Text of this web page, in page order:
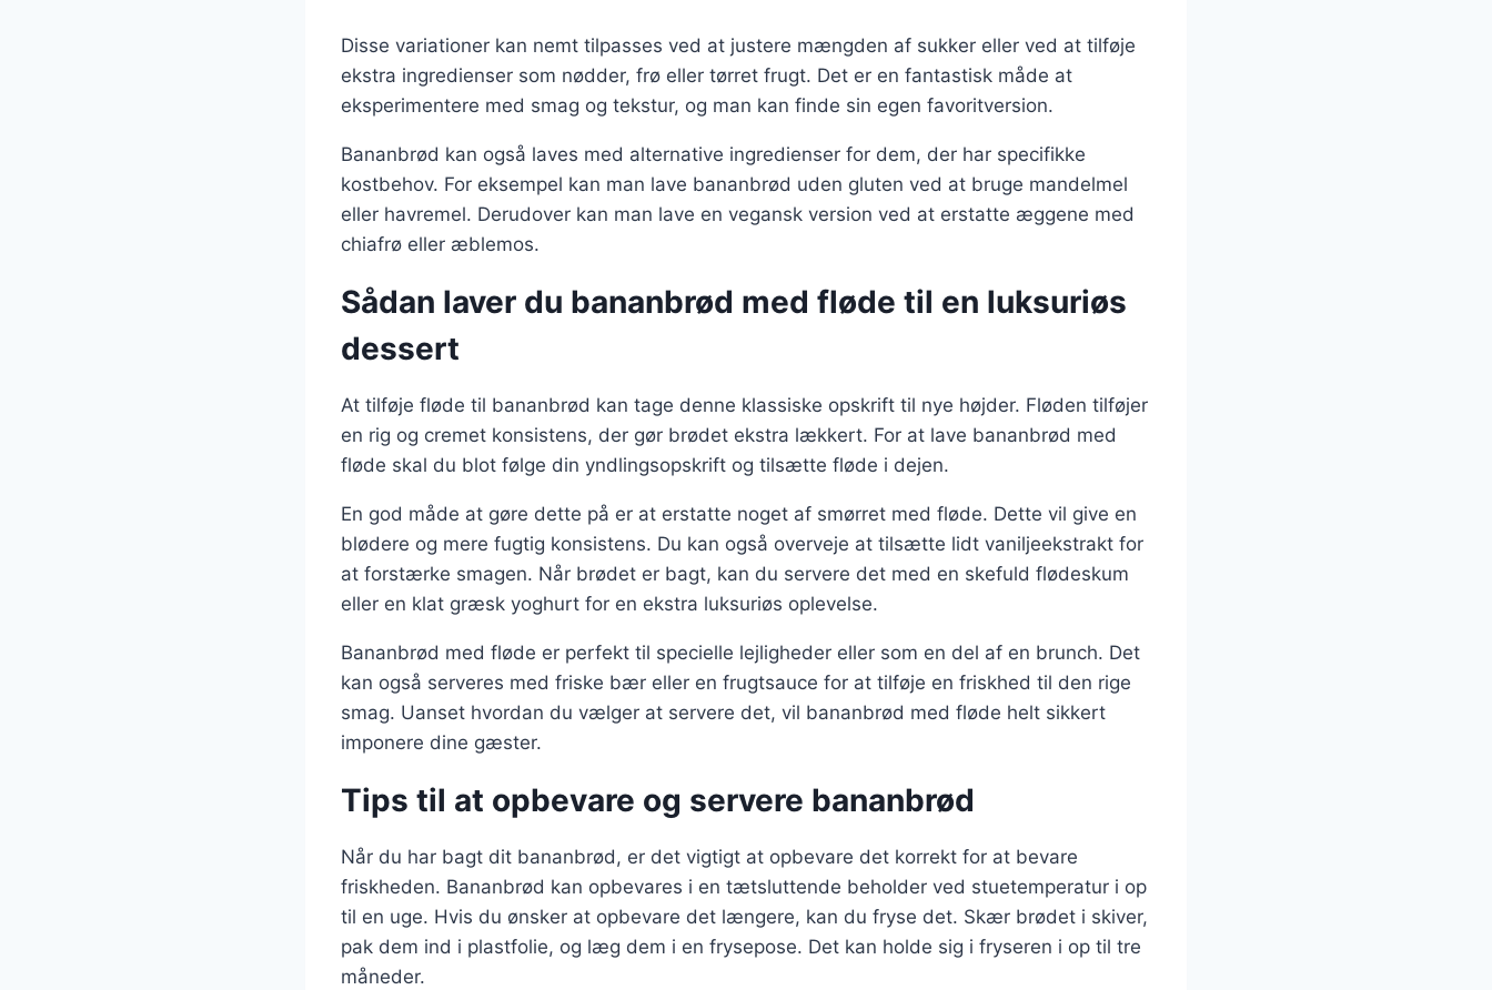
Disse variationer kan nemt tilpasses ved at justere mængden af sukker eller ved at tilføje
ekstra ingredienser som nødder, frø eller tørret frugt. Det er en fantastisk måde at
eksperimentere med smag og tekstur, og man kan finde sin egen favoritversion.
Bananbrød kan også laves med alternative ingredienser for dem, der har specifikke
kostbehov. For eksempel kan man lave bananbrød uden gluten ved at bruge mandelmel
eller havremel. Derudover kan man lave en vegansk version ved at erstatte æggene med
chiafrø eller æblemos.
Sådan laver du bananbrød med fløde til en luksuriøs
dessert
At tilføje fløde til bananbrød kan tage denne klassiske opskrift til nye højder. Fløden tilføjer
en rig og cremet konsistens, der gør brødet ekstra lækkert. For at lave bananbrød med
fløde skal du blot følge din yndlingsopskrift og tilsætte fløde i dejen.
En god måde at gøre dette på er at erstatte noget af smørret med fløde. Dette vil give en
blødere og mere fugtig konsistens. Du kan også overveje at tilsætte lidt vaniljeekstrakt for
at forstærke smagen. Når brødet er bagt, kan du servere det med en skefuld flødeskum
eller en klat græsk yoghurt for en ekstra luksuriøs oplevelse.
Bananbrød med fløde er perfekt til specielle lejligheder eller som en del af en brunch. Det
kan også serveres med friske bær eller en frugtsauce for at tilføje en friskhed til den rige
smag. Uanset hvordan du vælger at servere det, vil bananbrød med fløde helt sikkert
imponere dine gæster.
Tips til at opbevare og servere bananbrød
Når du har bagt dit bananbrød, er det vigtigt at opbevare det korrekt for at bevare
friskheden. Bananbrød kan opbevares i en tætsluttende beholder ved stuetemperatur i op
til en uge. Hvis du ønsker at opbevare det længere, kan du fryse det. Skær brødet i skiver,
pak dem ind i plastfolie, og læg dem i en frysepose. Det kan holde sig i fryseren i op til tre
måneder.